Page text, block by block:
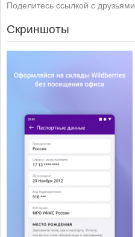
Поделитесь ссылкой с друзьями
Скриншоты